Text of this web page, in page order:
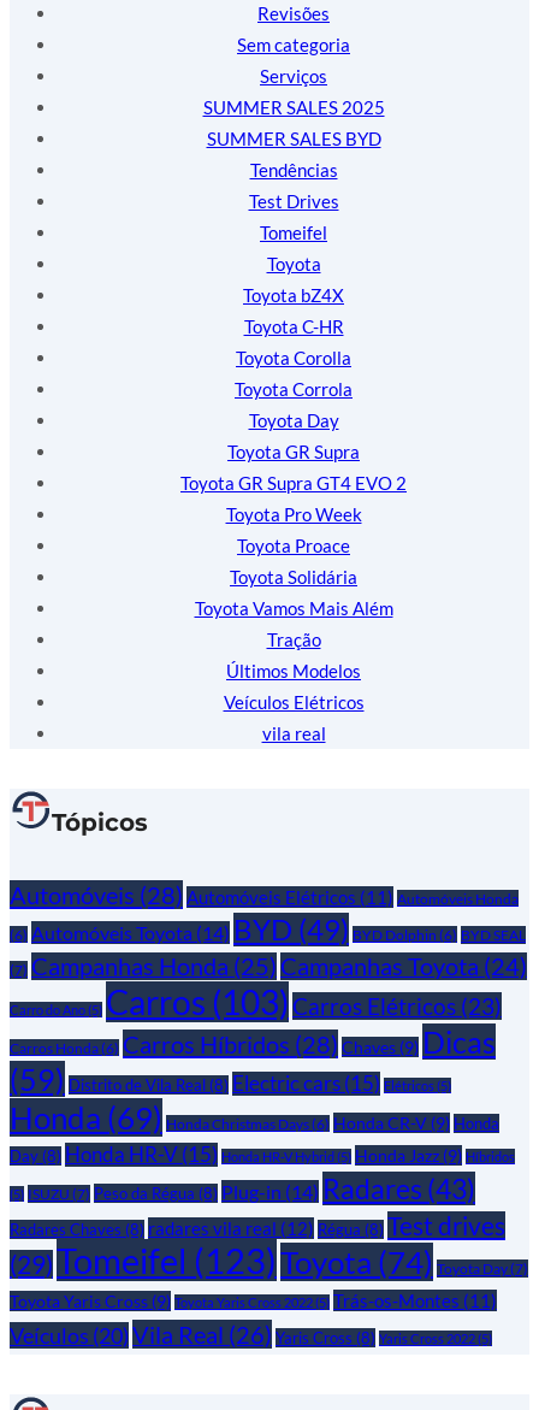
Revisões
Sem categoria
Serviços
SUMMER SALES 2025
SUMMER SALES BYD
Tendências
Test Drives
Tomeifel
Toyota
Toyota bZ4X
Toyota C-HR
Toyota Corolla
Toyota Corrola
Toyota Day
Toyota GR Supra
Toyota GR Supra GT4 EVO 2
Toyota Pro Week
Toyota Proace
Toyota Solidária
Toyota Vamos Mais Além
Tração
Últimos Modelos
Veículos Elétricos
vila real
Tópicos
Automóveis (28) Automóveis Elétricos (11) Automóveis Honda
(6) Automóveis Toyota (14) BYD (49) BYD Dolphin (6) BYD SEAL
(7) Campanhas Honda (25) Campanhas Toyota (24)
Carro do Ano(5) Carros (103) Carros Elétricos (23)
Carros Honda(6) Carros Híbridos (28) Chaves (9) Dicas
(59) Distrito de Vila Real (8) Electric cars (15) Elétricos (5)
Honda (69) Honda Christmas Days(6) Honda CR-V (9) Honda
Day (8) Honda HR-V (15) Honda HR-V Hybrid(5) Honda Jazz (9) Híbridos
(5) ISUZU (7) Peso da Régua (8) Plug-in (14) Radares (43)
Radares Chaves (8) radares vila real (12) Régua (8) Test drives
(29)Tomeifel (123)Toyota (74) Toyota Day(7)
Toyota Yaris Cross (9) Toyota Yaris Cross 2022(5) Trás-os-Montes (11)
Veículos (20)Vila Real (26) Yaris Cross (8) Yaris Cross 2022(5)